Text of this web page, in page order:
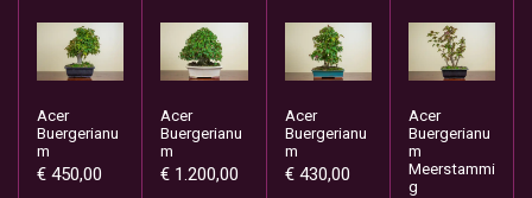
Acer
Buergerianu
m
€ 450,00
Acer
Buergerianu
m
€ 1.200,00
Acer
Buergerianu
m
€ 430,00
Acer
Buergerianu
m
Meerstammi
g